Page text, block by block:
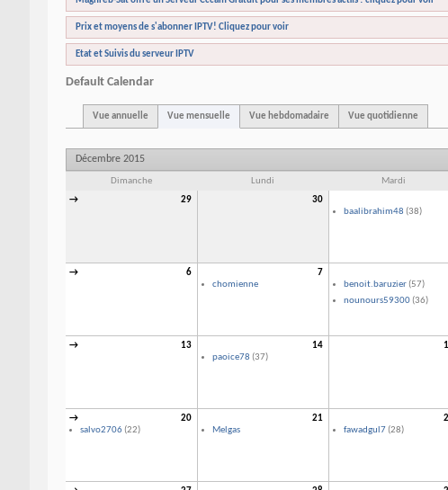
Prix et moyens de s'abonner IPTV! Cliquez pour voir
Etat et Suivis du serveur IPTV
Default Calendar
Vue annuelle
Vue mensuelle Vue hebdomadaire Vue quotidienne
Décembre 2015
Dimanche Lundi Mardi
→
29 30
baalibrahim48 (38)
→ 6
7
chomienne
benoit.baruzier (57)
nounours59300 (36)
→ 13
14
paoice78 (37)
→
20
salvo2706 (22)
21
Melgas
fawadgul7 (28)